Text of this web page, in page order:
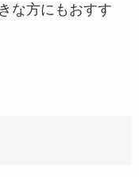
な方にもおすす